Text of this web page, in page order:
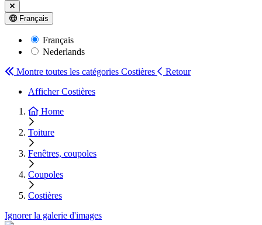
Français
Français
Nederlands
Montre toutes les catégories Costières
Retour
Afficher Costières
Home
Toiture
Fenêtres, coupoles
Coupoles
Costières
Ignorer la galerie d'images